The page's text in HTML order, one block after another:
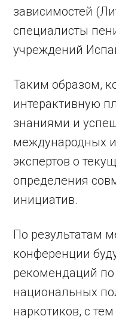
зависимостей
специалисты
учреждений
Таким образом,
интерактивную
знаниями и
международных
экспертов о
определения
инициатив.
По результатам
конференции
рекомендаций
национальных
наркотиков, с